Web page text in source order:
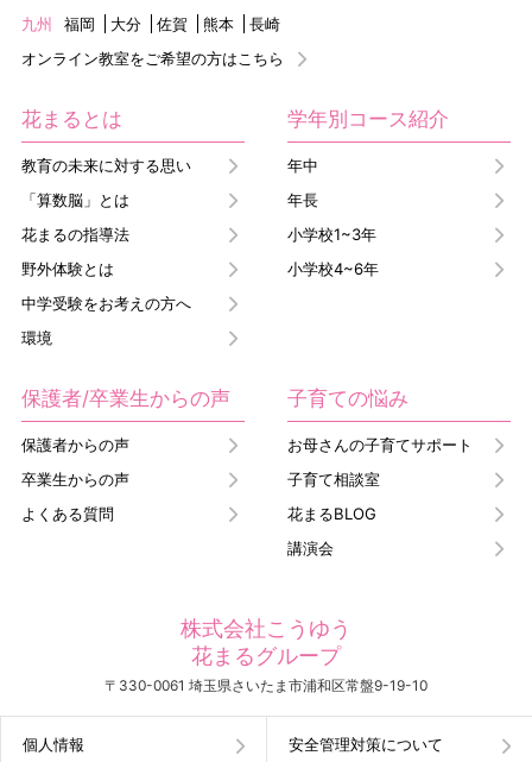
九州
福岡 大分 佐賀 熊本
長崎
オンライン教室をご希望の方はこちら
花まるとは
教育の未来に対する思い
「算数脳」とは
花まるの指導法
野外体験とは
中学受験をお考えの方へ
環境
学年別コース紹介
年中
年長
小学校1~3年
小学校4~6年
保護者/卒業生からの声
保護者からの声
卒業生からの声
よくある質問
子育ての悩み
お母さんの子育てサポート
子育て相談室
花まるBLOG
講演会
株式会社こうゆう
花まるグループ
〒330-0061 埼玉県さいたま市浦和区常盤9-19-10
個人情報 安全管理対策について